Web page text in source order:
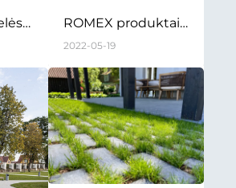
ROMEX produktai -
tobulai dangai
2022-05-19